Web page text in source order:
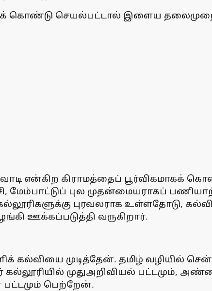
கொண்டு செயல்பட்டால் இளைய
என்கிற கிராமத்தைப்
புல முதன்மையராகப்
புரவலராக உள்ளதோடு,
ஊக்கப்படுத்தி வருகிறார்.
கல்வியை முடித்தேன். தமிழ் வழியில்
கல்லூரியில் முதுஅறிவியல் பட்டமும்,
பெற்றேன்.